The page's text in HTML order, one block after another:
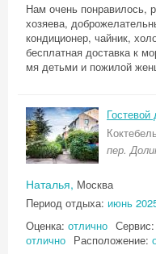
Нам очень понравилось,
хозяева,
кондиционер, чайник,
бесплатная доставка к
мя детьми и пожилой
Гостевой
Коктебель
пер.
Наталья, Москва
Период отдыха: июнь
Оценка: отлично Сервис:
отлично Расположение: